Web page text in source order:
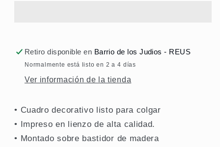
Retiro disponible en Barrio de los Judios - REUS
Normalmente está listo en 2 a 4 días
Ver información de la tienda
• Cuadro decorativo listo para colgar
• Impreso en lienzo de alta calidad.
• Montado sobre bastidor de madera